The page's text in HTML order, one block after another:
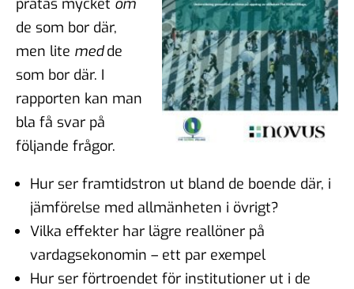
de som bor där,
men lite medde
som bor där. I
rapporten kan man
bla få svar på
följande frågor.
Hur ser framtidstron ut bland de boende där, i
jämförelse med allmänheten i övrigt?
Vilka effekter har lägre reallöner på
vardagsekonomin – ett par exempel
Hur ser förtroendet för institutioner ut i de